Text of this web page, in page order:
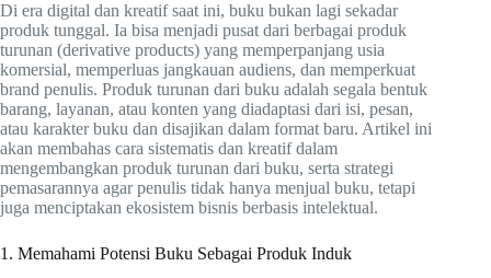
Di era digital dan kreatif saat ini, buku bukan lagi sekadar
produk tunggal. Ia bisa menjadi pusat dari berbagai produk
turunan (derivative products) yang memperpanjang usia
komersial, memperluas jangkauan audiens, dan memperkuat
brand penulis. Produk turunan dari buku adalah segala bentuk
barang, layanan, atau konten yang diadaptasi dari isi, pesan,
atau karakter buku dan disajikan dalam format baru. Artikel ini
akan membahas cara sistematis dan kreatif dalam
mengembangkan produk turunan dari buku, serta strategi
pemasarannya agar penulis tidak hanya menjual buku, tetapi
juga menciptakan ekosistem bisnis berbasis intelektual.
1. Memahami Potensi Buku Sebagai Produk Induk